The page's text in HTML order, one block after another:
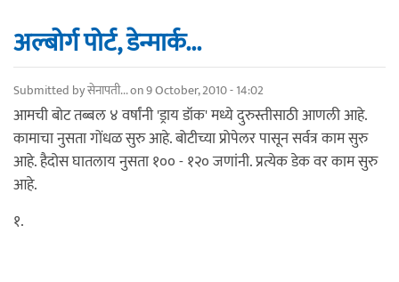
अल्बोर्ग पोर्ट, डेन्मार्क...
Submitted byसेनापती...on 9 October, 2010 - 14:02
आमची बोट तब्बल ४ वर्षांनी 'ड्राय डॉक' मध्ये दुरुस्तीसाठी आणली आहे.
कामाचा नुसता गोंधळ सुरु आहे. बोटीच्या प्रोपेलर पासून सर्वत्र काम सुरु
आहे. हैदोस घातलाय नुसता १०० - १२० जणांनी. प्रत्येक डेक वर काम सुरु
आहे.
१.